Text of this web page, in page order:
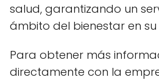
salud, garantizando un
ámbito del bienestar en
Para obtener más
directamente con la